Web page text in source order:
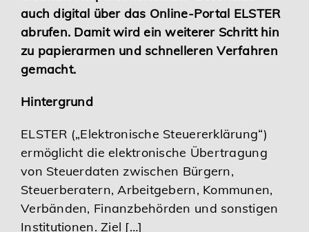
auch digital über das Online-Portal ELSTER
abrufen. Damit wird ein weiterer Schritt hin
zu papierarmen und schnelleren Verfahren
gemacht.
Hintergrund
ELSTER („Elektronische Steuererklärung“)
ermöglicht die elektronische Übertragung
von Steuerdaten zwischen Bürgern,
Steuerberatern, Arbeitgebern, Kommunen,
Verbänden, Finanzbehörden und sonstigen
Institutionen. Ziel […]